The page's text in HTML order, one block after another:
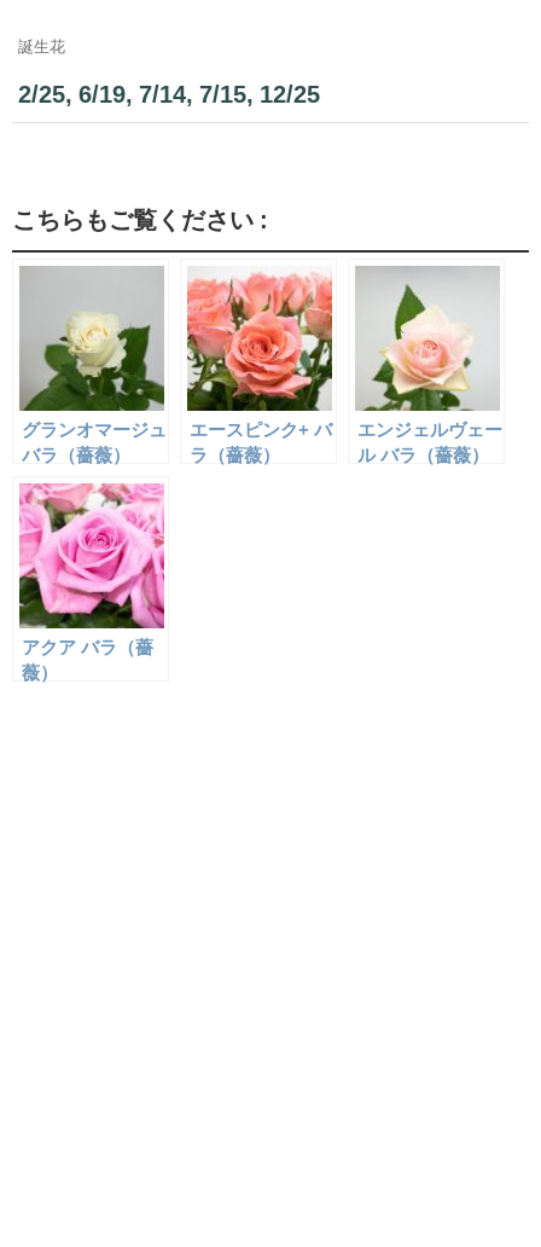
誕生花
2/25, 6/19, 7/14, 7/15, 12/25
こちらもご覧ください :
グランオマージュ
バラ（薔薇）
エースピンク+ バ
ラ（薔薇）
エンジェルヴェー
ル バラ（薔薇）
アクア バラ（薔
薇）